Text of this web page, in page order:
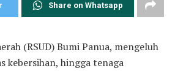
Share on Whatsapp
(RSUD) Bumi Panua, mengeluh
kebersihan, hingga tenaga